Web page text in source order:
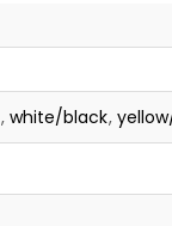
, white/black,